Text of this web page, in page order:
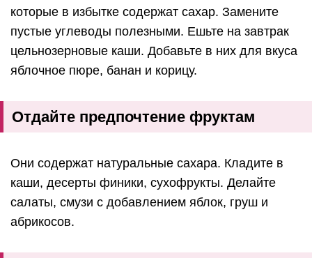
которые в избытке содержат сахар. Замените
пустые углеводы полезными. Ешьте на завтрак
цельнозерновые каши. Добавьте в них для вкуса
яблочное пюре, банан и корицу.
Отдайте предпочтение фруктам
Они содержат натуральные сахара. Кладите в
каши, десерты финики, сухофрукты. Делайте
салаты, смузи с добавлением яблок, груш и
абрикосов.